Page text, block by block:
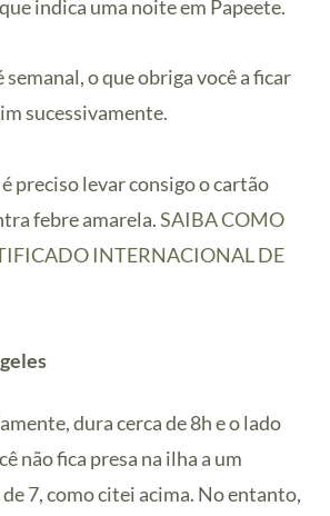
indica uma noite em Papeete.
o que obriga você a ficar
sucessivamente.
preciso levar consigo o cartão
febre amarela.SAIBA COMO
INTERNACIONAL DE
dura cerca de 8h e o lado
não fica presa na ilha a um
7, como citei acima. No entanto,